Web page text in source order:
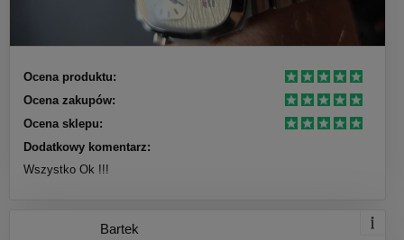
Ocena produktu:
Ocena zakupów:
Ocena sklepu:
Dodatkowy komentarz:
Wszystko Ok !!!
Bartek